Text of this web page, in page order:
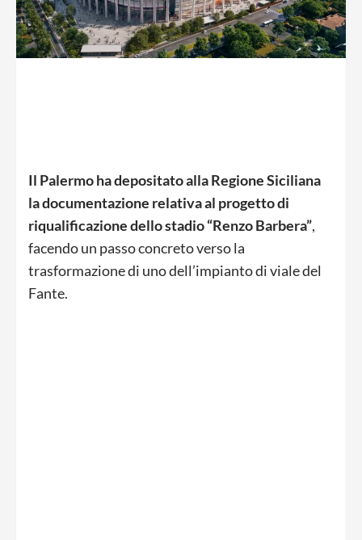
Il Palermo ha depositato alla Regione Siciliana
la documentazione relativa al progetto di
riqualificazione dello stadio “Renzo Barbera”,
facendo un passo concreto verso la
trasformazione di uno dell’impianto di viale del
Fante.